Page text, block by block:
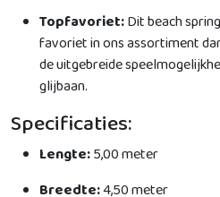
Topfavoriet:Dit beach
favoriet in ons assortiment
de uitgebreide
glijbaan.
Specificaties:
Lengte:5,00 meter
Breedte:4,50 meter